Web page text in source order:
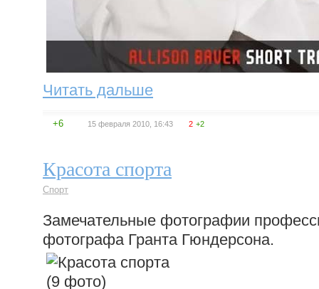
Читать дальше
+6 15 февраля 2010, 16:43 2 +2
Красота спорта
Спорт
Замечательные фотографии
фотографа Гранта Гюндерсона.